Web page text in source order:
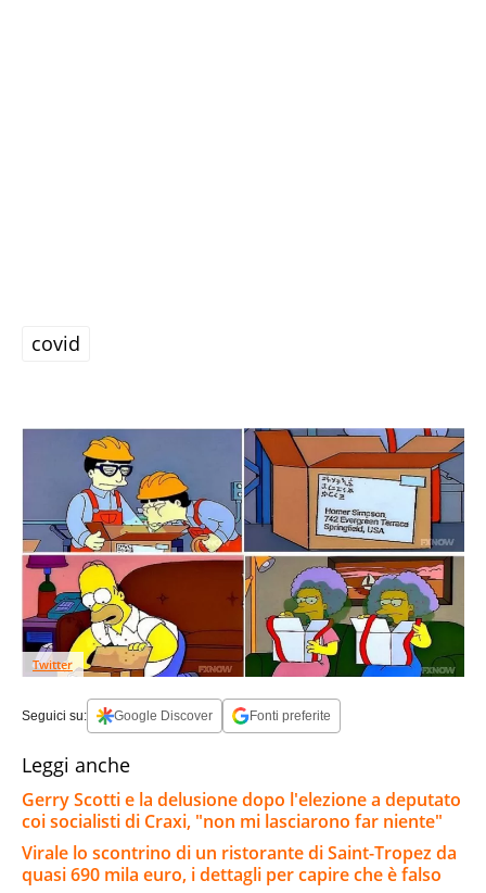
covid
Twitter
Seguici su: Google Discover Fonti preferite
Leggi anche
Gerry Scotti e la delusione dopo l'elezione a deputato
coi socialisti di Craxi, "non mi lasciarono far niente"
Virale lo scontrino di un ristorante di Saint-Tropez da
quasi 690 mila euro, i dettagli per capire che è falso